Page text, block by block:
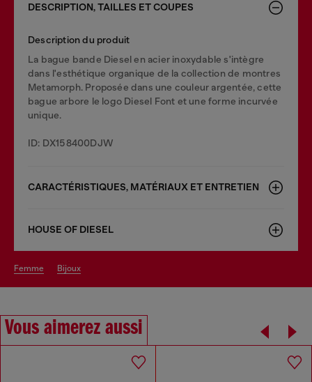
DESCRIPTION, TAILLES ET COUPES
Description du produit
La bague bande Diesel en acier inoxydable s'intègre
dans l'esthétique organique de la collection de montres
Metamorph. Proposée dans une couleur argentée, cette
bague arbore le logo Diesel Font et une forme incurvée
unique.
ID: DX158400DJW
CARACTÉRISTIQUES, MATÉRIAUX ET ENTRETIEN
HOUSE OF DIESEL
femme bijoux
Vous aimerez aussi